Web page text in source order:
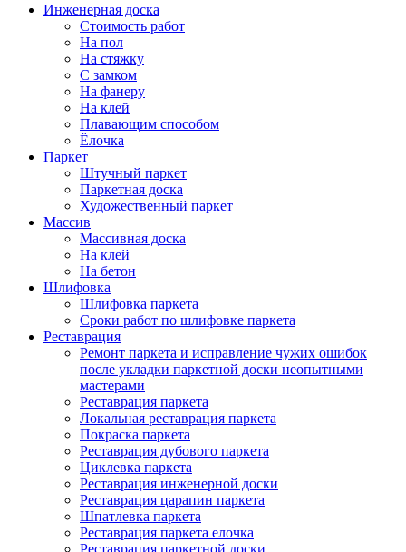
Инженерная доска
Стоимость работ
На пол
На стяжку
С замком
На фанеру
Hа клей
Плавающим способом
Ёлочка
Паркет
Штучный паркет
Паркетная доска
Художественный паркет
Массив
Массивная доска
На клей
На бетон
Шлифовка
Шлифовка паркета
Сроки работ по шлифовке паркета
Реставрация
Ремонт паркета и исправление чужих ошибок
после укладки паркетной доски неопытными
мастерами
Реставрация паркета
Локальная реставрация паркета
Покраска паркета
Реставрация дубового паркета
Циклевка паркета
Реставрация инженерной доски
Реставрация царапин паркета
Шпатлевка паркета
Реставрация паркета елочка
Реставрация паркетной доски